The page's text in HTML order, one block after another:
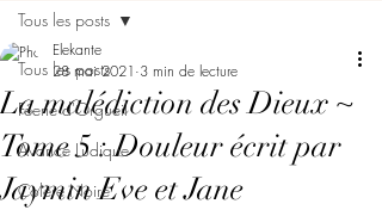
Tous les posts
Féerie d'Orgueil
Avarice Ludique
Colère Noire
Tous les posts
La malédiction des Dieux ~
Tome 5 : Douleur écrit par
Jaymin Eve et Jane
Elekante
28 mai 2021 3 min de lecture